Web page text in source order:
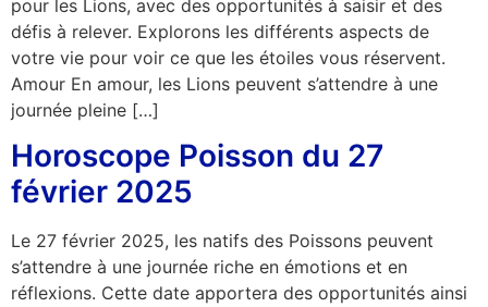
pour les Lions, avec des opportunités à saisir et des
défis à relever. Explorons les différents aspects de
votre vie pour voir ce que les étoiles vous réservent.
Amour En amour, les Lions peuvent s’attendre à une
journée pleine […]
Horoscope Poisson du 27
février 2025
Le 27 février 2025, les natifs des Poissons peuvent
s’attendre à une journée riche en émotions et en
réflexions. Cette date apportera des opportunités ainsi